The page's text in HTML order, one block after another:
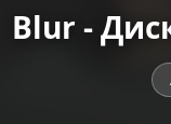
Blur -